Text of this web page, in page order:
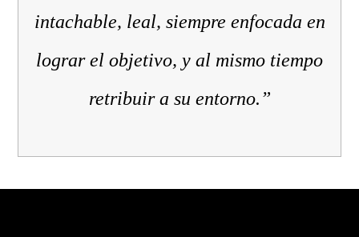
intachable, leal, siempre enfocada en
lograr el objetivo, y al mismo tiempo
retribuir a su entorno.”